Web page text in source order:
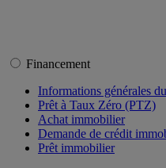
Financement
Informations générales
Prêt à Taux Zéro (PTZ)
Achat immobilier
Demande de crédit
Prêt immobilier